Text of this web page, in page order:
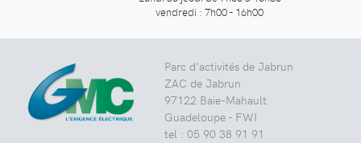
vendredi : 7h00 - 16h00
Parc d'activités de Jabrun
ZAC de Jabrun
97122 Baie-Mahault
Guadeloupe - FWI
tel : 05 90 38 91 91